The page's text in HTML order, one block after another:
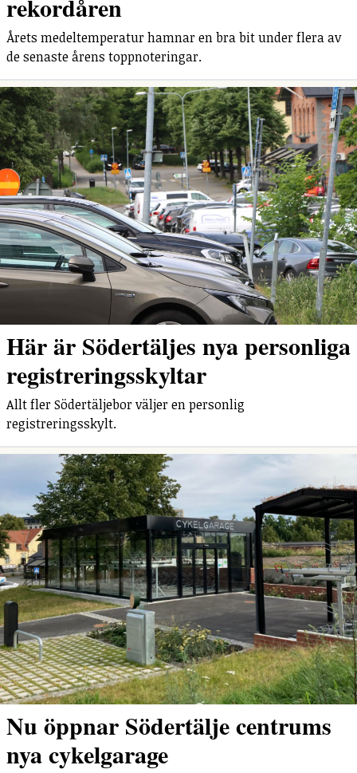
Årets medeltemperatur hamnar en bra bit under flera av
de senaste årens toppnoteringar.
Här är Södertäljes nya personliga
registreringsskyltar
Allt fler Södertäljebor väljer en personlig
registreringsskylt.
Nu öppnar Södertälje centrums
nya cykelgarage